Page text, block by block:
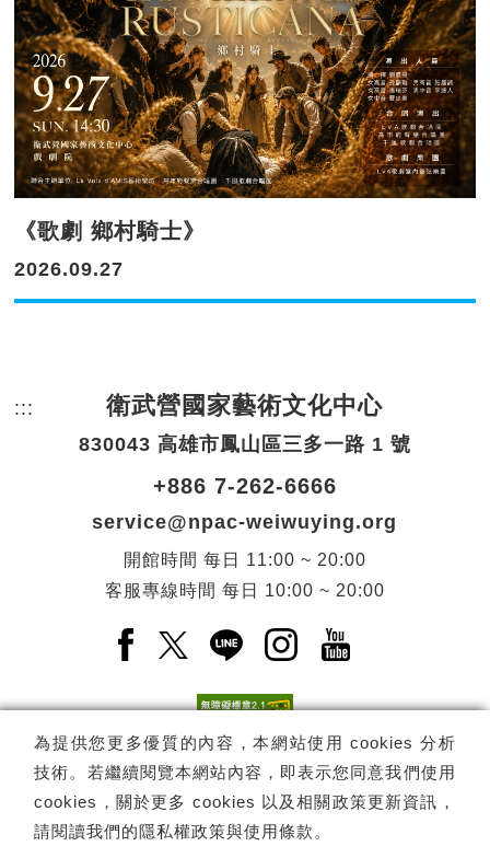
《歌劇 鄉村騎士》
2026.09.27
為提供您更多優質的內容，本網站使用 cookies 分析
技術。若繼續閱覽本網站內容，即表示您同意我們使用
cookies，關於更多 cookies 以及相關政策更新資訊，
請閱讀我們的隱私權政策與使用條款 。
::: 頁尾網站資訊。
衛武營國家藝術文化中心
830043 高雄市鳳山區三多一路 1 號
+886 7-262-6666
service@npac-weiwuying.org
開館時間 每日
11:00 ~ 20:00
客服專線時間 每日 10:00 ~ 20:00
Facebook(另開新視窗)
X(另開新視窗)
LINE(另開新視窗)
Instagram(另開新視
YouTube(另開
電子報訂閱 訂閱
Copyright © 國家表演藝術中心 -衛武營國家藝術文化中心